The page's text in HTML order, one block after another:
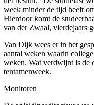
week minder de tijd heeft
Hierdoor komt de
van der Zwaal, vierdejaars
Van Dijk wees er in het
aantal weken waarin
weken. Wat verdwijnt is de
tentamenweek.
Monitoren